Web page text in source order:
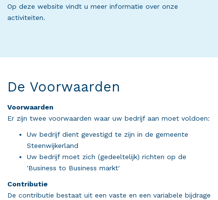
Op deze website vindt u meer informatie over onze
activiteiten.
De Voorwaarden
Voorwaarden
Er zijn twee voorwaarden waar uw bedrijf aan moet voldoen:
Uw bedrijf dient gevestigd te zijn in de gemeente
Steenwijkerland
Uw bedrijf moet zich (gedeeltelijk) richten op de
'Business to Business markt'
Contributie
De contributie bestaat uit een vaste en een variabele bijdrage